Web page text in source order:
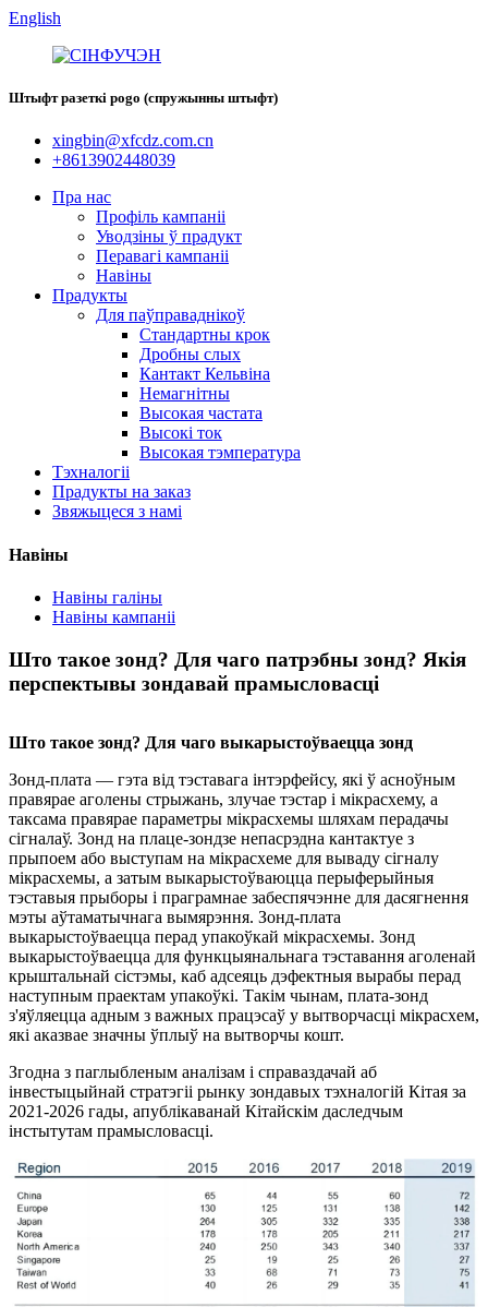
English
Штыфт разеткі pogo (спружынны штыфт)
xingbin@xfcdz.com.cn
+8613902448039
Пра нас
Профіль кампаніі
Уводзіны ў прадукт
Перавагі кампаніі
Навіны
Прадукты
Для паўправаднікоў
Стандартны крок
Дробны слых
Кантакт Кельвіна
Немагнітны
Высокая частата
Высокі ток
Высокая тэмпература
Тэхналогіі
Прадукты на заказ
Звяжыцеся з намі
Навіны
Навіны галіны
Навіны кампаніі
Што такое зонд? Для чаго патрэбны зонд? Якія
перспектывы зондавай прамысловасці
Што такое зонд? Для чаго выкарыстоўваецца зонд
Зонд-плата — гэта від тэставага інтэрфейсу, які ў асноўным
правярае аголены стрыжань, злучае тэстар і мікрасхему, а
таксама правярае параметры мікрасхемы шляхам перадачы
сігналаў. Зонд на плаце-зондзе непасрэдна кантактуе з
прыпоем або выступам на мікрасхеме для вываду сігналу
мікрасхемы, а затым выкарыстоўваюцца перыферыйныя
тэставыя прыборы і праграмнае забеспячэнне для дасягнення
мэты аўтаматычнага вымярэння. Зонд-плата
выкарыстоўваецца перад упакоўкай мікрасхемы. Зонд
выкарыстоўваецца для функцыянальнага тэставання аголенай
крыштальнай сістэмы, каб адсеяць дэфектныя вырабы перад
наступным праектам упакоўкі. Такім чынам, плата-зонд
з'яўляецца адным з важных працэсаў у вытворчасці мікрасхем,
які аказвае значны ўплыў на вытворчы кошт.
Згодна з паглыбленым аналізам і справаздачай аб
інвестыцыйнай стратэгіі рынку зондавых тэхналогій Кітая за
2021-2026 гады, апублікаванай Кітайскім даследчым
інстытутам прамысловасці.